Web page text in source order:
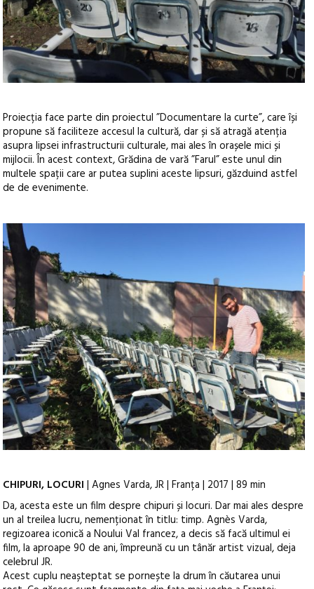
Proiecția face parte din proiectul ”Documentare la curte”, care își
propune să faciliteze accesul la cultură, dar și să atragă atenția
asupra lipsei infrastructurii culturale, mai ales în orașele mici și
mijlocii. În acest context, Grădina de vară ”Farul” este unul din
multele spații care ar putea suplini aceste lipsuri, găzduind astfel
de de evenimente.
CHIPURI, LOCURI | Agnes Varda, JR | Franța | 2017 | 89 min
Da, acesta este un film despre chipuri și locuri. Dar mai ales despre
un al treilea lucru, nemenționat în titlu: timp. Agnès Varda,
regizoarea iconică a Noului Val francez, a decis să facă ultimul ei
film, la aproape 90 de ani, împreună cu un tânăr artist vizual, deja
celebrul JR.
Acest cuplu neașteptat se pornește la drum în căutarea unui